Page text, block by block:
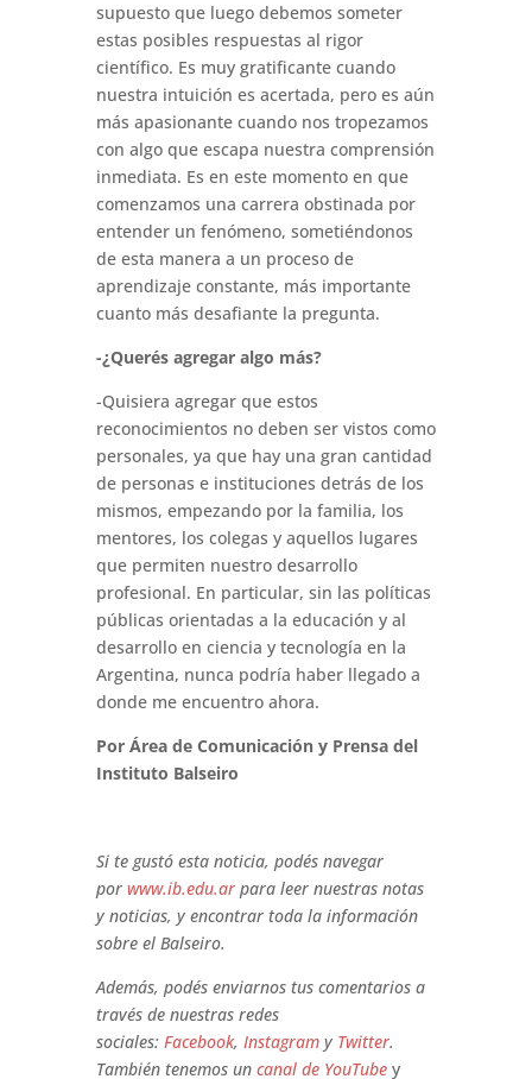
supuesto que luego debemos someter
estas posibles respuestas al rigor
científico. Es muy gratificante cuando
nuestra intuición es acertada, pero es aún
más apasionante cuando nos tropezamos
con algo que escapa nuestra comprensión
inmediata. Es en este momento en que
comenzamos una carrera obstinada por
entender un fenómeno, sometiéndonos
de esta manera a un proceso de
aprendizaje constante, más importante
cuanto más desafiante la pregunta.
-¿Querés agregar algo más?
-Quisiera agregar que estos
reconocimientos no deben ser vistos como
personales, ya que hay una gran cantidad
de personas e instituciones detrás de los
mismos, empezando por la familia, los
mentores, los colegas y aquellos lugares
que permiten nuestro desarrollo
profesional. En particular, sin las políticas
públicas orientadas a la educación y al
desarrollo en ciencia y tecnología en la
Argentina, nunca podría haber llegado a
donde me encuentro ahora.
Por Área de Comunicación y Prensa del
Instituto Balseiro
Si te gustó esta noticia, podés navegar
por www.ib.edu.arpara leer nuestras notas
y noticias, y encontrar toda la información
sobre el Balseiro.
Además, podés enviarnos tus comentarios a
través de nuestras redes
sociales: Facebook, Instagramy Twitter.
También tenemos un canal de YouTubey